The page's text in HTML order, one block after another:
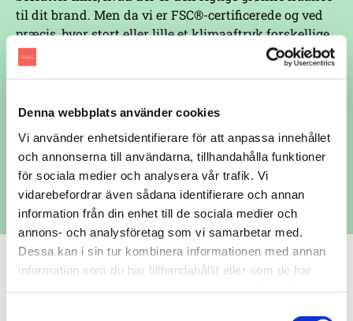
Denna webbplats använder cookies
Vi använder enhetsidentifierare för att anpassa innehållet
och annonserna till användarna, tillhandahålla funktioner
för sociala medier och analysera vår trafik. Vi
vidarebefordrar även sådana identifierare och annan
information från din enhet till de sociala medier och
annons- och analysföretag som vi samarbetar med.
Dessa kan i sin tur kombinera informationen med annan
information som du har tillhandahållit eller som de har
til dit brand. Men da vi er FSC®-certificerede og ved
præcis, hvor stort eller lille et klimaaftryk forskellige
emballager efterlader, kan vi guide dig til at træffe dét
bæredygtige valg, der passer bedst til din
GO GREEN